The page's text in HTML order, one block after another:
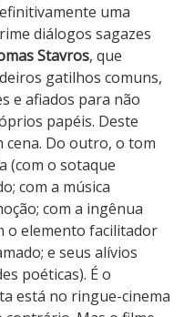
uma
diálogos sagazes
Stavros, que
gatilhos comuns,
e afiados para não
papéis. Deste
cena. Do outro, o tom
(com o sotaque
com a música
com a ingênua
o elemento facilitador
e seus alívios
poéticas). É o
está no ringue-cinema